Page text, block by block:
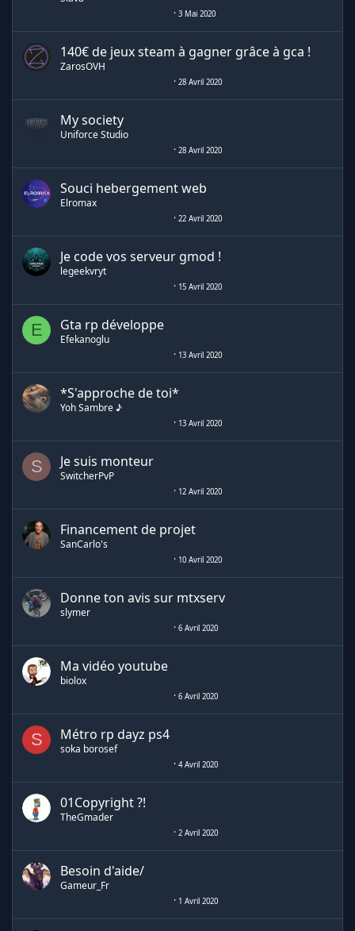
3 Mai 2020
140€ de jeux steam à gagner grâce à gca !
ZarosOVH
28 Avril 2020
My society
Uniforce Studio
28 Avril 2020
Souci hebergement web
Elromax
22 Avril 2020
Je code vos serveur gmod !
legeekvryt
15 Avril 2020
E Gta rp développe
Efekanoglu
13 Avril 2020
*S'approche de toi*
Yoh Sambre ♪
13 Avril 2020
S Je suis monteur
SwitcherPvP
12 Avril 2020
Financement de projet
SanCarlo's
10 Avril 2020
Donne ton avis sur mtxserv
slymer
6 Avril 2020
Ma vidéo youtube
biolox
6 Avril 2020
S Métro rp dayz ps4
soka borosef
4 Avril 2020
01Copyright ?!
TheGmader
2 Avril 2020
Besoin d'aide/
Gameur_Fr
1 Avril 2020